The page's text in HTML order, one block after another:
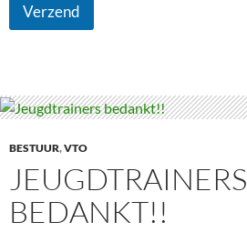
Verzend
BESTUUR,VTO
JEUGDTRAINERS
BEDANKT!!